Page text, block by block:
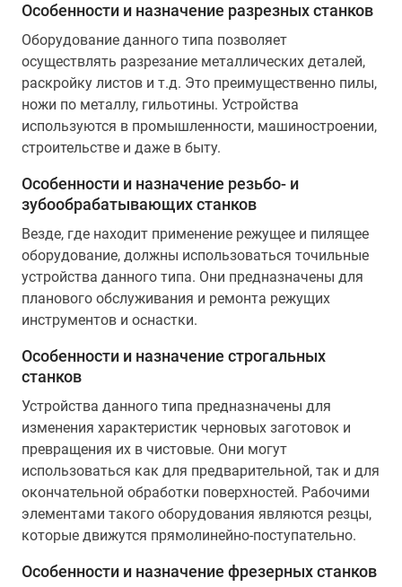
Особенности и назначение разрезных станков
Оборудование данного типа позволяет
осуществлять разрезание металлических деталей,
раскройку листов и т.д. Это преимущественно пилы,
ножи по металлу, гильотины. Устройства
используются в промышленности, машиностроении,
строительстве и даже в быту.
Особенности и назначение резьбо- и
зубообрабатывающих станков
Везде, где находит применение режущее и пилящее
оборудование, должны использоваться точильные
устройства данного типа. Они предназначены для
планового обслуживания и ремонта режущих
инструментов и оснастки.
Особенности и назначение строгальных
станков
Устройства данного типа предназначены для
изменения характеристик черновых заготовок и
превращения их в чистовые. Они могут
использоваться как для предварительной, так и для
окончательной обработки поверхностей. Рабочими
элементами такого оборудования являются резцы,
которые движутся прямолинейно-поступательно.
Особенности и назначение фрезерных станков